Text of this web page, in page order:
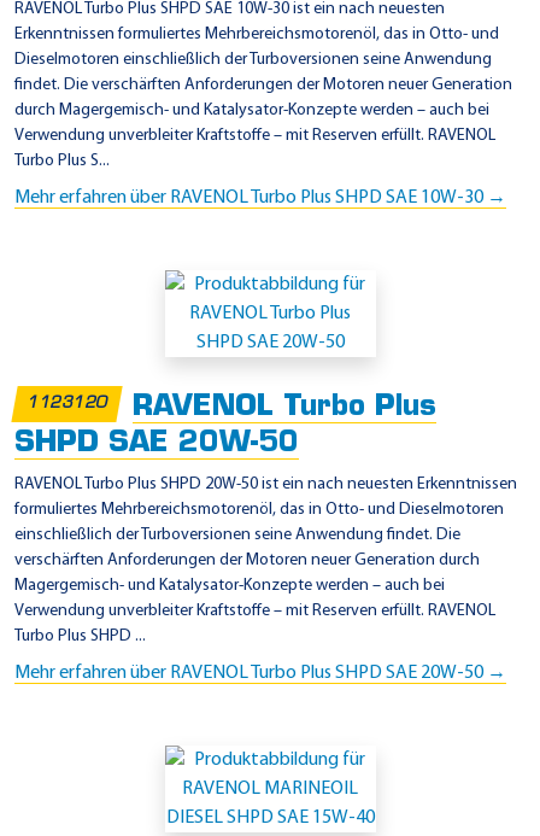
RAVENOL Turbo Plus SHPD SAE 10W-30 ist ein nach neuesten
Erkenntnissen formuliertes Mehrbereichsmotorenöl, das in Otto- und
Dieselmotoren einschließlich der Turboversionen seine Anwendung
findet. Die verschärften Anforderungen der Motoren neuer Generation
durch Magergemisch- und Katalysator-Konzepte werden – auch bei
Verwendung unverbleiter Kraftstoffe – mit Reserven erfüllt. RAVENOL
Turbo Plus S...
Mehr erfahren über RAVENOL Turbo Plus SHPD SAE 10W-30 →
1123120
RAVENOL Turbo Plus
SHPD SAE 20W-50
RAVENOL Turbo Plus SHPD 20W-50 ist ein nach neuesten Erkenntnissen
formuliertes Mehrbereichsmotorenöl, das in Otto- und Dieselmotoren
einschließlich der Turboversionen seine Anwendung findet. Die
verschärften Anforderungen der Motoren neuer Generation durch
Magergemisch- und Katalysator-Konzepte werden – auch bei
Verwendung unverbleiter Kraftstoffe – mit Reserven erfüllt. RAVENOL
Turbo Plus SHPD ...
Mehr erfahren über RAVENOL Turbo Plus SHPD SAE 20W-50 →